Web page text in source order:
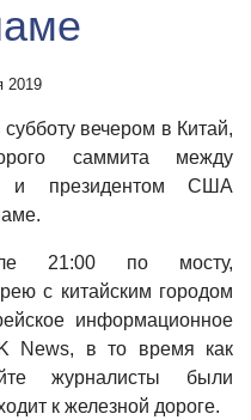
2019
вечером в Китай,
саммита между
и президентом США
21:00 по мосту,
с китайским городом
информационное
News, в то время как
журналисты были
к железной дороге.